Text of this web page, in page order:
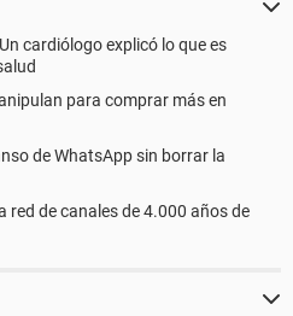
cardiólogo explicó lo que es
para comprar más en
de WhatsApp sin borrar la
red de canales de 4.000 años de